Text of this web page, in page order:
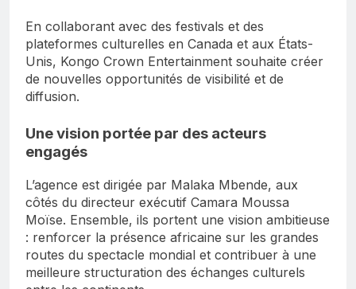
En collaborant avec des festivals et des
plateformes culturelles en Canada et aux États-
Unis, Kongo Crown Entertainment souhaite créer
de nouvelles opportunités de visibilité et de
diffusion.
Une vision portée par des acteurs
engagés
L’agence est dirigée par Malaka Mbende, aux
côtés du directeur exécutif Camara Moussa
Moïse. Ensemble, ils portent une vision ambitieuse
: renforcer la présence africaine sur les grandes
routes du spectacle mondial et contribuer à une
meilleure structuration des échanges culturels